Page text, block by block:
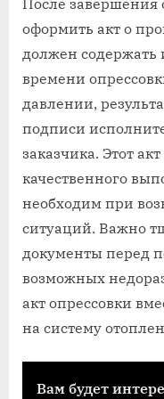
После завершения
оформить акт о
должен
времени
давлении,
подписи
заказчика. Этот
качественного
необходим при
ситуаций. Важно
документы перед
возможных
акт опрессовки
на систему
Вам будет